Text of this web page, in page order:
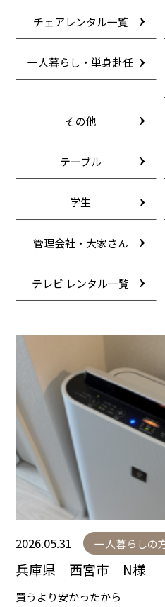
チェアレンタル一覧
一人暮らし・単身赴任
その他
テーブル
学生
管理会社・大家さん
テレビ レンタル一覧
2026.05.31 一人暮らしの
兵庫県 西宮市 N様 （
買うより安かったから